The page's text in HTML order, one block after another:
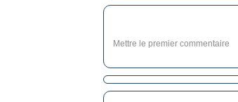
Mettre le premier commentaire